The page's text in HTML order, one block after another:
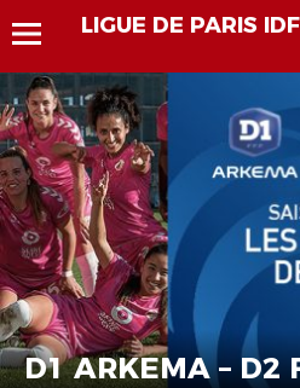
LIGUE DE PARIS IDF
D1 ARKEMA – D2